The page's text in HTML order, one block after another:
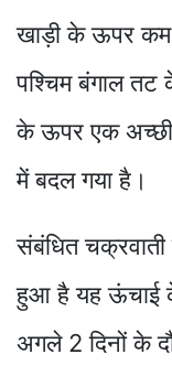
खाड़ी के ऊपर कम
पश्चिम बंगाल तट
के ऊपर एक अच्छी
में बदल गया है।
संबंधित
हुआ है यह ऊंचाई
अगले 2 दिनों के